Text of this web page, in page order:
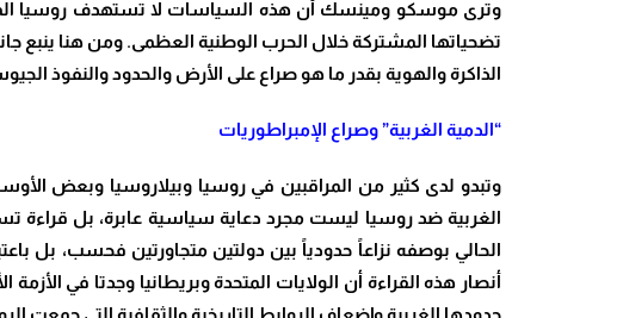
وترى موسكو ومينسك أن هذه السياسات لا تستهدف روسيا
تضحياتها المشتركة خلال الحرب الوطنية العظمى. ومن هنا ينبع
الذاكرة والهوية بقدر ما هو صراع على الأرض والحدود والنفوذ
“الدمية الغربية” وصراع الإمبراطوريات
وتبدو لدى كثير من المراقبين في روسيا وبيلاروسيا وبعض
الغربية ضد روسيا ليست مجرد دعاية سياسية عابرة، بل قراءة
الحالي بوصفه نزاعاً حدودياً بين دولتين متجاورتين فحسب، بل
أنصار هذه القراءة أن الولايات المتحدة وبريطانيا وجدتا في
حدودها الغربية وإضعاف الروابط التاريخية والثقافية التي جمعت